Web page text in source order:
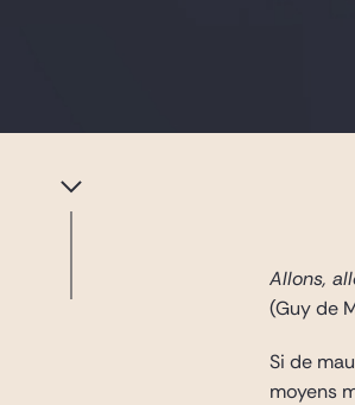
Allons,
(Guy de
Si de
moyens